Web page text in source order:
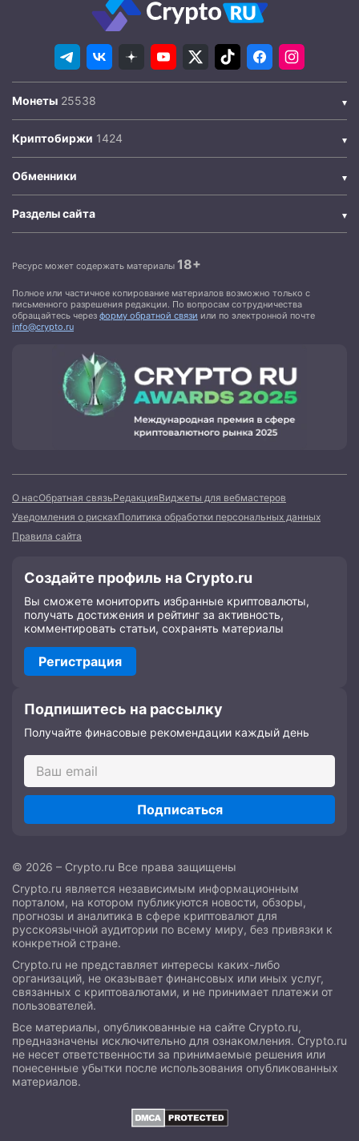
Монеты
Криптобиржи
Обменники
Разделы сайта
Ресурс может содержать материалы 18+
Полное или частичное копирование материалов возможно только с
письменного разрешения редакции. По вопросам сотрудничества
обращайтесь через форму обратной связи или по электронной почте
info@crypto.ru
О насОбратная связьРедакцияВиджеты для вебмастеров
Уведомления о рискахПолитика обработки персональных данных
Правила сайта
Создайте профиль на Crypto.ru
Вы сможете мониторить избранные криптовалюты,
получать достижения и рейтинг за активность,
комментировать статьи, сохранять материалы
Регистрация
Подпишитесь на рассылку
Получайте финасовые рекомендации каждый день
Подписаться
© 2026 – Crypto.ru Все права защищены
Crypto.ru является независимым информационным
порталом, на котором публикуются новости, обзоры,
прогнозы и аналитика в сфере криптовалют для
русскоязычной аудитории по всему миру, без привязки к
конкретной стране.
Crypto.ru не представляет интересы каких-либо
организаций, не оказывает финансовых или иных услуг,
связанных с криптовалютами, и не принимает платежи от
пользователей.
Все материалы, опубликованные на сайте Crypto.ru,
предназначены исключительно для ознакомления. Crypto.ru
не несет ответственности за принимаемые решения или
понесенные убытки после использования опубликованных
материалов.